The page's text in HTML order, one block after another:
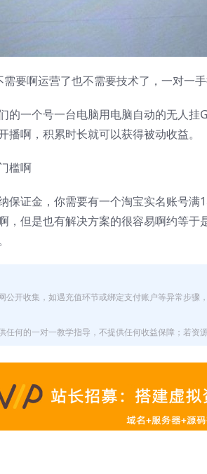
要啊运营了也不需要技术了，一对一
的一个号一台电脑用电脑自动的无人
播啊，积累时长就可以获得被动收益。
槛啊
保证金，你需要有一个淘宝实名账号
，但是也有解决方案的很容易啊约等
公开收集，如遇充值环节或绑定支付账户等异常步骤
任何的一对一教学指导，不提供任何收益保障；若资